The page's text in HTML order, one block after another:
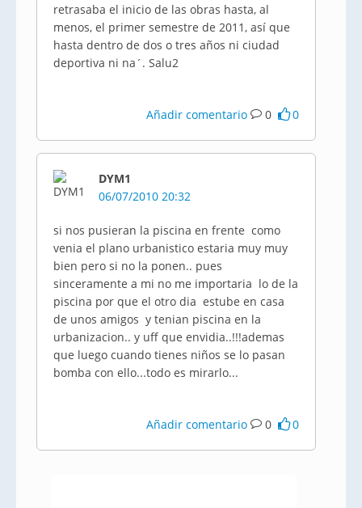
retrasaba el inicio de las obras hasta, al
menos, el primer semestre de 2011, así que
hasta dentro de dos o tres años ni ciudad
deportiva ni na´. Salu2
Añadir comentario 0 0
DYM1
06/07/2010 20:32
si nos pusieran la piscina en frente como
venia el plano urbanistico estaria muy muy
bien pero si no la ponen.. pues
sinceramente a mi no me importaria lo de la
piscina por que el otro dia estube en casa
de unos amigos y tenian piscina en la
urbanizacion.. y uff que envidia..!!!ademas
que luego cuando tienes niños se lo pasan
bomba con ello...todo es mirarlo...
Añadir comentario 0 0